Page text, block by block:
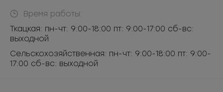
Время работы:
Ткацкая: пн-чт: 9:00-18:00 пт: 9:00-17:00 сб-вс:
выходной
Сельскохозяйственная: пн-чт: 9:00-18:00 пт: 9:00-
17:00 сб-вс: выходной